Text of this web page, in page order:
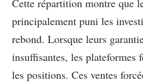
Cette répartition montre que
principalement puni les
rebond. Lorsque leurs
insuffisantes, les plateformes
les positions. Ces ventes